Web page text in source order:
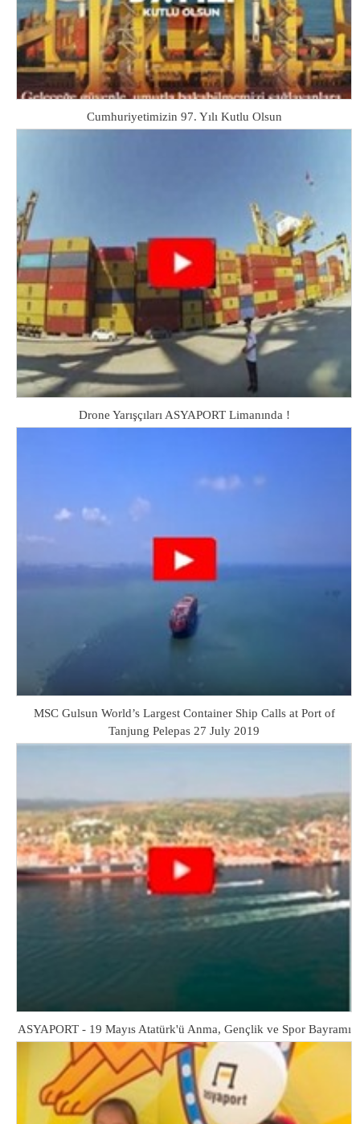
Cumhuriyetimizin 97. Yılı Kutlu Olsun
Drone Yarışçıları ASYAPORT Limanında !
MSC Gulsun World’s Largest Container Ship Calls at Port of
Tanjung Pelepas 27 July 2019
ASYAPORT - 19 Mayıs Atatürk'ü Anma, Gençlik ve Spor Bayramı